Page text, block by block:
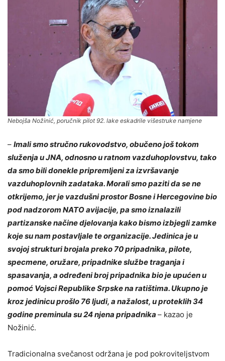
Nebojša Nožinić, poručnik pilot 92. lake eskadrile višestruke namjene
– Imali smo stručno rukovodstvo, obučeno još tokom
služenja u JNA, odnosno u ratnom vazduhoplovstvu, tako
da smo bili donekle pripremljeni za izvršavanje
vazduhoplovnih zadataka. Morali smo paziti da se ne
otkrijemo, jer je vazdušni prostor Bosne i Hercegovine bio
pod nadzorom NATO avijacije, pa smo iznalazili
partizanske načine djelovanja kako bismo izbjegli zamke
koje su nam postavljale te organizacije. Jedinica je u
svojoj strukturi brojala preko 70 pripadnika, pilote,
specmene, oružare, pripadnike službe traganja i
spasavanja, a određeni broj pripadnika bio je upućen u
pomoć Vojsci Republike Srpske na ratištima. Ukupno je
kroz jedinicu prošlo 76 ljudi, a nažalost, u proteklih 34
godine preminula su 24 njena pripadnika – kazao je
Nožinić.
Tradicionalna svečanost održana je pod pokroviteljstvom